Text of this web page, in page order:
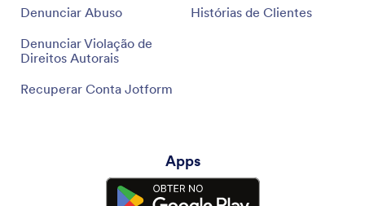
Denunciar Abuso
Denunciar Violação de
Direitos Autorais
Recuperar Conta Jotform
Histórias de Clientes
Apps